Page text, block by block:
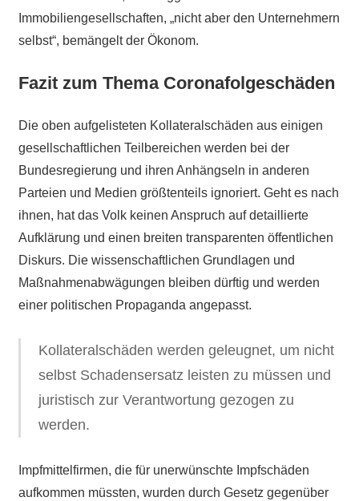
Immobiliengesellschaften, „nicht aber den Unternehmern
selbst“, bemängelt der Ökonom.
Fazit zum Thema Coronafolgeschäden
Die oben aufgelisteten Kollateralschäden aus einigen
gesellschaftlichen Teilbereichen werden bei der
Bundesregierung und ihren Anhängseln in anderen
Parteien und Medien größtenteils ignoriert. Geht es nach
ihnen, hat das Volk keinen Anspruch auf detaillierte
Aufklärung und einen breiten transparenten öffentlichen
Diskurs. Die wissenschaftlichen Grundlagen und
Maßnahmenabwägungen bleiben dürftig und werden
einer politischen Propaganda angepasst.
Kollateralschäden werden geleugnet, um nicht
selbst Schadensersatz leisten zu müssen und
juristisch zur Verantwortung gezogen zu
werden.
Impfmittelfirmen, die für unerwünschte Impfschäden
aufkommen müssten, wurden durch Gesetz gegenüber